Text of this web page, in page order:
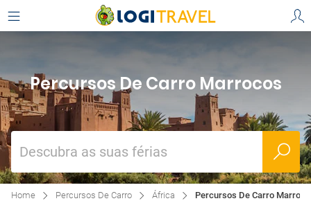
Percursos De Carro Marrocos
Descubra as suas férias
Home Percursos De Carro África Percursos De Carro